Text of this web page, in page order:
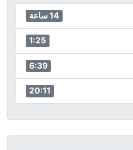
14 ساعة
1:25
6:39
20:11